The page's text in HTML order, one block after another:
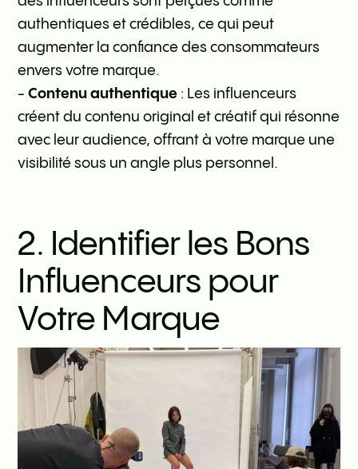
authentiques et crédibles, ce qui peut
augmenter la confiance des consommateurs
envers votre marque.
-Contenu authentique : Les influenceurs
créent du contenu original et créatif qui résonne
avec leur audience, offrant à votre marque une
visibilité sous un angle plus personnel.
2. Identifier les Bons
Influenceurs pour
Votre Marque